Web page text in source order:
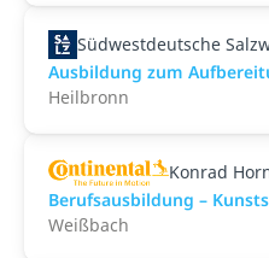
Südwestdeutsche
Ausbildung zum
Heilbronn
Konrad
Berufsausbildung –
Weißbach